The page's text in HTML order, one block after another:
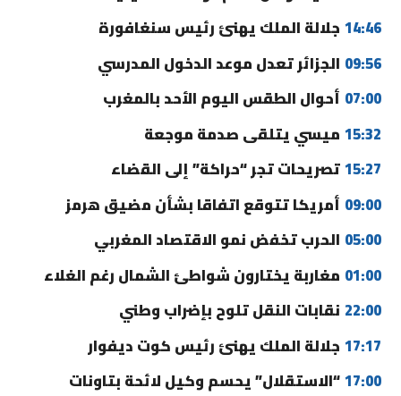
14:46 جلالة الملك يهنئ رئيس سنغافورة
09:56 الجزائر تعدل موعد الدخول المدرسي
07:00 أحوال الطقس اليوم الأحد بالمغرب
15:32 ميسي يتلقى صدمة موجعة
15:27تصريحات تجر “حراكة” إلى القضاء
09:00 أمريكا تتوقع اتفاقا بشأن مضيق هرمز
05:00 الحرب تخفض نمو الاقتصاد المغربي
01:00 مغاربة يختارون شواطئ الشمال رغم الغلاء
22:00 نقابات النقل تلوح بإضراب وطني
17:17 جلالة الملك يهنئ رئيس كوت ديفوار
17:00“الاستقلال” يحسم وكيل لائحة بتاونات